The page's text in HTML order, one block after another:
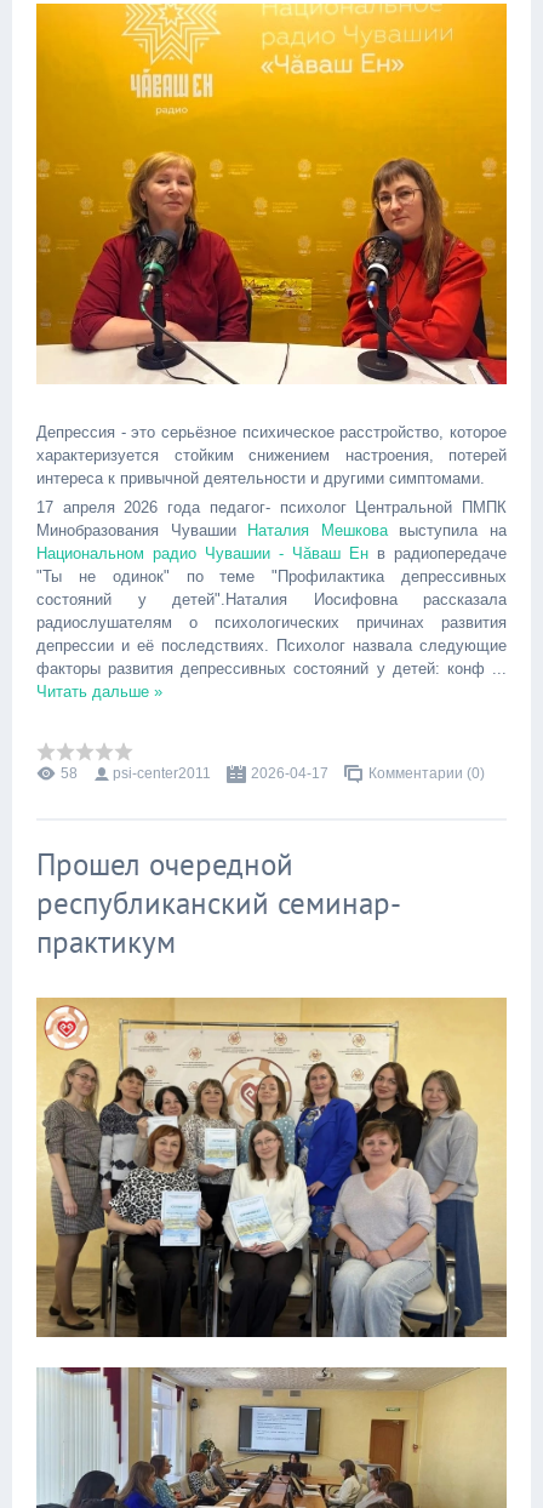
Депрессия - это серьёзное психическое расстройство, которое
характеризуется стойким снижением настроения, потерей
интереса к привычной деятельности и другими симптомами.
17 апреля 2026 года педагог- психолог Центральной ПМПК
Минобразования Чувашии Наталия Мешковавыступила на
Национальном радио Чувашии - Чăваш Ен в радиопередаче
"Ты не одинок" по теме "Профилактика депрессивных
состояний у детей".Наталия Иосифовна рассказала
радиослушателям о психологических причинах развития
депрессии и её последствиях. Психолог назвала следующие
факторы развития депрессивных состояний у детей: конф
Читать дальше »
58 psi-center2011 2026-04-17 Комментарии (0)
Прошел очередной
республиканский семинар-
практикум